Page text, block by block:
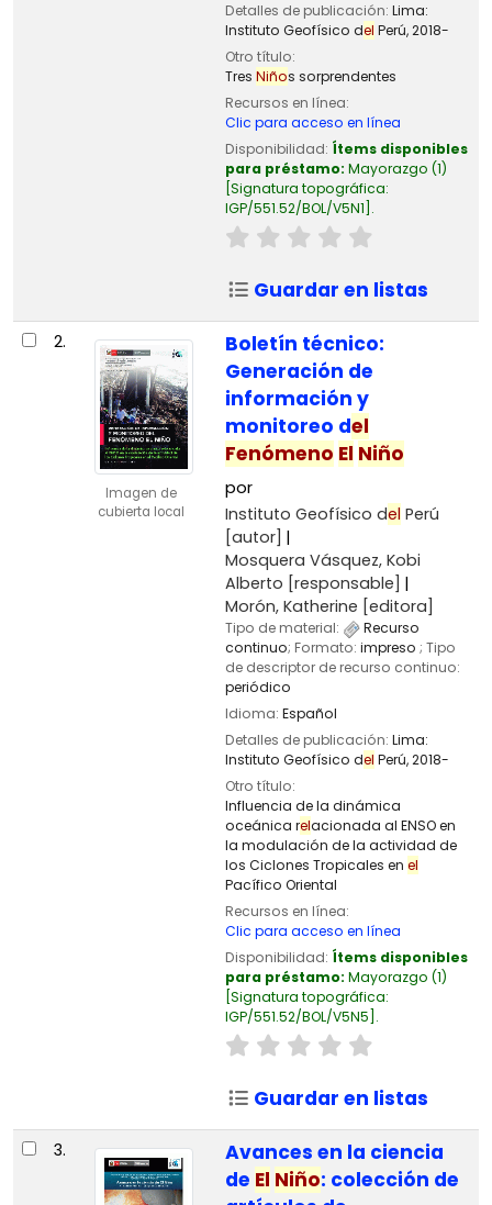
Detalles de publicación: Lima:
Instituto Geofísico del Perú,2018-
Otro título:
Tres Niños sorprendentes
Recursos en línea:
Clic para acceso en línea
Disponibilidad: Ítems disponibles
para préstamo: Mayorazgo (1)
Signatura topográfica:
IGP/551.52/BOL/V5N1 .
Guardar en listas
2.
Imagen de
cubierta local
Boletín técnico:
Generación de
información y
monitoreo del
Fenómeno El Niño
por
Instituto Geofísico del Perú
[autor]
Mosquera Vásquez, Kobi
Alberto [responsable]
Morón, Katherine [editora]
Tipo de material:
Recurso
continuo; Formato: impreso ; Tipo
de descriptor de recurso continuo:
periódico
Idioma: Español
Detalles de publicación: Lima:
Instituto Geofísico del Perú,2018-
Otro título:
Influencia de la dinámica
oceánica relacionada al ENSO en
la modulación de la actividad de
los Ciclones Tropicales en el
Pacífico Oriental
Recursos en línea:
Clic para acceso en línea
Disponibilidad: Ítems disponibles
para préstamo: Mayorazgo (1)
Signatura topográfica:
IGP/551.52/BOL/V5N5 .
Guardar en listas
3.
Avances en la ciencia
de El Niño: colección de